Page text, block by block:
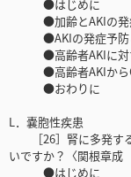
●はじめに
●加齢とAKIの発症
●AKIの発症予防と
●高齢者AKIに対す
●高齢者AKIから
●おわりに
L．嚢胞性疾患
［26］腎に多発する
いですか？〈関根章成
●はじめに